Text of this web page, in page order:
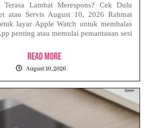
Terasa Lambat Merespons? Cek Dulu
atau Servis August 10, 2026 Rahmat
layar Apple Watch untuk membalas
penting atau memulai pemantauan sesi
Read More
August 10, 2026